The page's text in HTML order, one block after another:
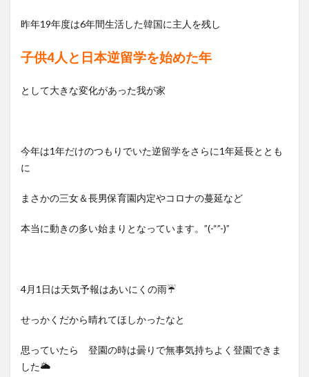
昨年19年度は6年間生活した韓国に主人を残し
子供4人と日本逆留学を始めた年
として大きな変化があった我が家
今年は1年だけのつもりでいた逆留学をさらに1年延長ととも
に
まさかの三女＆長男保育園内定やコロナの蔓延など
本当に動きの多い始まりとなっています。”(-“”-)”
4月1日は天気予報はあいにくの雨☔
せっかくだから晴れてほしかったなと
思っていたら 登園の時は曇りで無事気持ちよく登園できま
した🌥